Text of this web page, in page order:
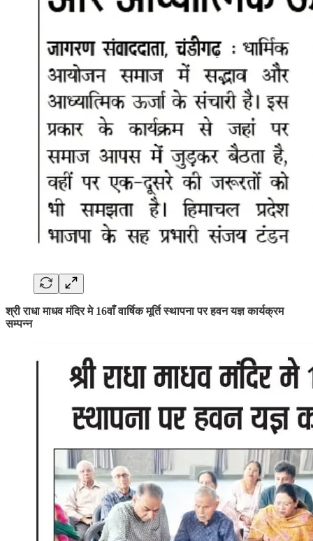
श्री राधा माधव मंदिर मे 16वाँ वार्षिक मूर्ति स्थापना पर हवन यज्ञ कार्यक्रम
सम्पन्न